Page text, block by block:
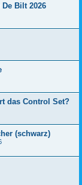
Bilt 2026
das Control Set?
(schwarz)